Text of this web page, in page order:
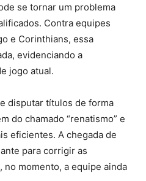
se tornar um problema
Contra equipes
e Corinthians, essa
evidenciando a
jogo atual.
disputar títulos de forma
do chamado “renatismo” e
eficientes. A chegada de
para corrigir as
momento, a equipe ainda